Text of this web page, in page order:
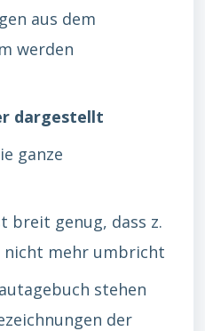
aus dem
werden
dargestellt
ganze
breit genug, dass z.
nicht mehr umbricht
stehen
der